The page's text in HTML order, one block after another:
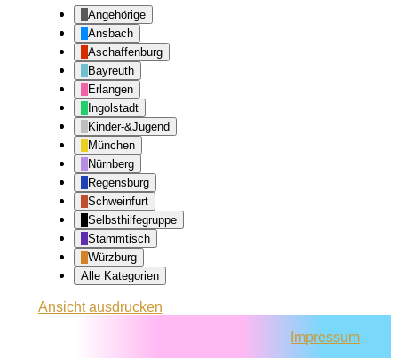
Angehörige
Ansbach
Aschaffenburg
Bayreuth
Erlangen
Ingolstadt
Kinder-&Jugend
München
Nürnberg
Regensburg
Schweinfurt
Selbsthilfegruppe
Stammtisch
Würzburg
Alle Kategorien
Ansichtausdrucken
Impressum